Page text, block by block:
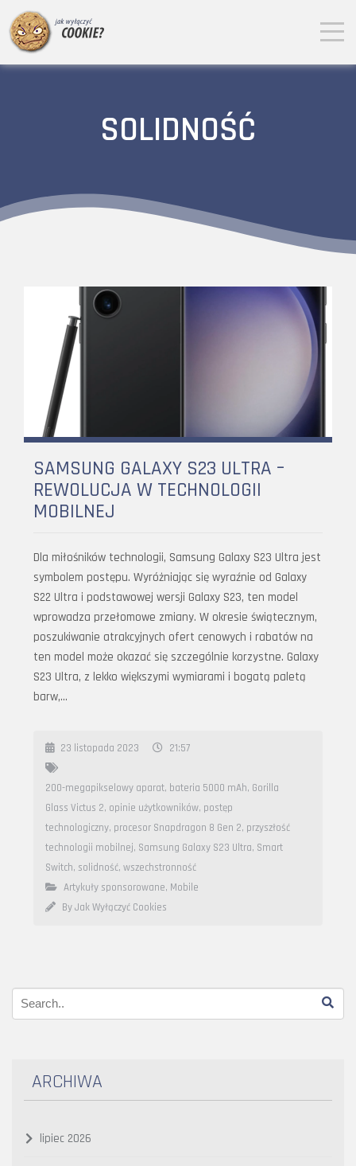
SOLIDNOŚĆ
SAMSUNG GALAXY S23 ULTRA –
REWOLUCJA W TECHNOLOGII
MOBILNEJ
Dla miłośników technologii, Samsung Galaxy S23 Ultra jest
symbolem postępu. Wyróżniając się wyraźnie od Galaxy
S22 Ultra i podstawowej wersji Galaxy S23, ten model
wprowadza przełomowe zmiany. W okresie świątecznym,
poszukiwanie atrakcyjnych ofert cenowych i rabatów na
ten model może okazać się szczególnie korzystne. Galaxy
S23 Ultra, z lekko większymi wymiarami i bogatą paletą
barw,…
23 listopada 2023 21:57
200-megapikselowy aparat, bateria 5000 mAh, Gorilla
Glass Victus 2, opinie użytkowników, postęp
technologiczny, procesor Snapdragon 8 Gen 2, przyszłość
technologii mobilnej, Samsung Galaxy S23 Ultra, Smart
Switch, solidność, wszechstronność
Artykuły sponsorowane, Mobile
By Jak Wyłączyć Cookies
ARCHIWA
lipiec 2026